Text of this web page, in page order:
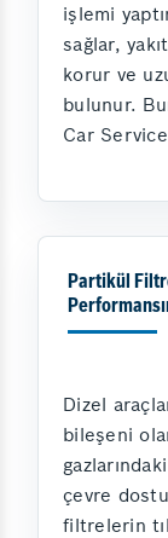
işlemi
sağlar,
korur ve
bulunur.
Car
Partikül
Dizel
bileşeni
çevre
filtrelerin